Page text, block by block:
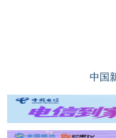
中国